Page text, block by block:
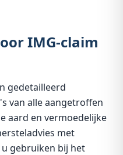
IMG-claim
gedetailleerd
van alle aangetroffen
aard en vermoedelijke
met
gebruiken bij het